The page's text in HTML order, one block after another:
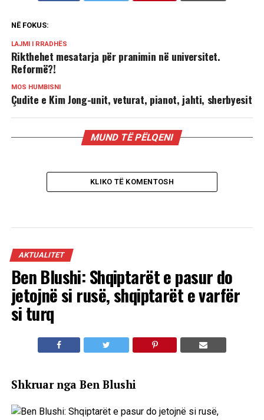
NË FOKUS:
LAJMI I RRADHËS
Rikthehet mesatarja për pranimin në universitet.
Reformë?!
MOS HUMBISNI
Çudite e Kim Jong-unit, veturat, pianot, jahti, sherbyesit
MUND TË PËLQENI
KLIKO TË KOMENTOSH
AKTUALITET
Ben Blushi: Shqiptarët e pasur do
jetojnë si rusë, shqiptarët e varfër
si turq
Shkruar nga Ben Blushi